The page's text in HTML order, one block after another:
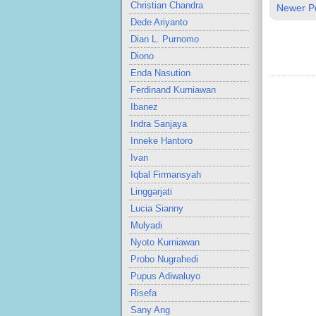
Christian Chandra
Dede Ariyanto
Dian L. Purnomo
Diono
Enda Nasution
Ferdinand Kurniawan
Ibanez
Indra Sanjaya
Inneke Hantoro
Ivan
Iqbal Firmansyah
Linggarjati
Lucia Sianny
Mulyadi
Nyoto Kurniawan
Probo Nugrahedi
Pupus Adiwaluyo
Risefa
Sany Ang
Newer